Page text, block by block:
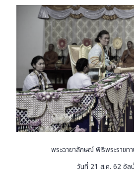
พระฉายาลักษณ์ พิธีพระราช
วันที่ 21 ส.ค. 62 อัล